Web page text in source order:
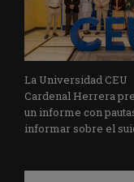
La Universidad CEU
Cardenal Herrera
un informe con
informar sobre el